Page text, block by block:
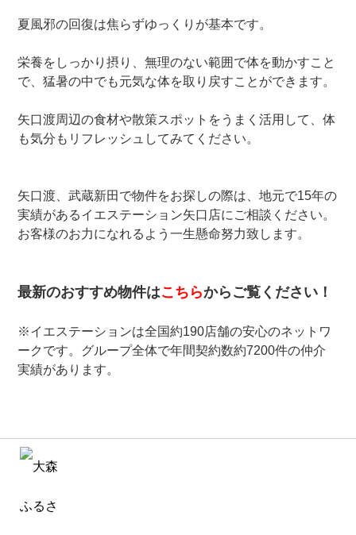
夏風邪の回復は焦らずゆっくりが基本です。
栄養をしっかり摂り、無理のない範囲で体を動かすこと
で、猛暑の中でも元気な体を取り戻すことができます。
矢口渡周辺の食材や散策スポットをうまく活用して、体
も気分もリフレッシュしてみてください。
矢口渡、武蔵新田で物件をお探しの際は、地元で15年の
実績があるイエステーション矢口店にご相談ください。
お客様のお力になれるよう一生懸命努力致します。
最新のおすすめ物件はこちらからご覧ください！
※イエステーションは全国約190店舗の安心のネットワ
ークです。グループ全体で年間契約数約7200件の仲介
実績があります。